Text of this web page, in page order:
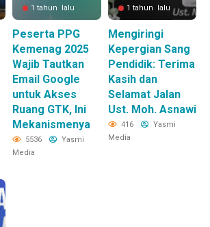
1 tahun lalu
Peserta PPG
Kemenag 2025
Wajib Tautkan
Email Google
untuk Akses
Ruang GTK, Ini
Mekanismenya
5536
Yasmi
Media
1 tahun lalu
Mengiringi
Kepergian Sang
Pendidik: Terima
Kasih dan
Selamat Jalan
Ust. Moh. Asnawi
416
Yasmi
Media